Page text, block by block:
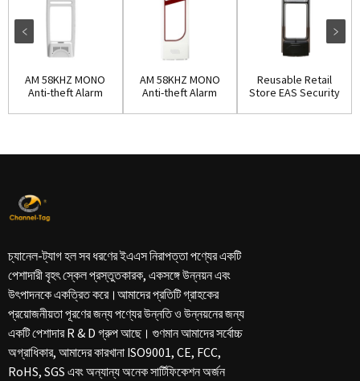
AM 58KHZ MONO
Anti-theft Alarm
AM 58KHZ MONO
Anti-theft Alarm
Reusable Retail
Store EAS Security
চ্যানেল-ট্যাগ হল সব ধরণের ইএএস নিরাপত্তা পণ্যের একটি
পেশাদারী বৃহৎ স্কেল প্রস্তুতকারক, একসঙ্গে উন্নয়ন এবং
উৎপাদনকে একত্রিত করে।আমাদের প্রতিটি গ্রাহকের
প্রয়োজনীয়তা পূরণের জন্য পণ্যের উন্নতি ও উন্নয়নের জন্য
একটি পেশাদার R & D গ্রুপ আছে। গুণমান আমাদের সর্বোচ্চ
অগ্রাধিকার, আমাদের কারখানা ISO9001, CE, FCC,
RoHS, SGS এবং অন্যান্য অনেক সার্টিফিকেশন অর্জন